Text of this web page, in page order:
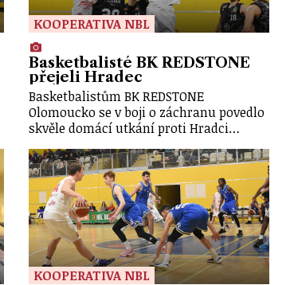
KOOPERATIVA NBL
Basketbalisté BK REDSTONE
přejeli Hradec
Basketbalistům BK REDSTONE
Olomoucko se v boji o záchranu povedlo
skvěle domácí utkání proti Hradci…
KOOPERATIVA NBL